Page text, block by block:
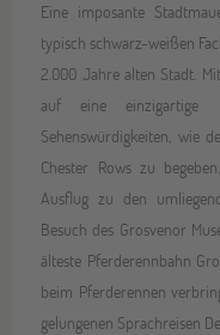
Eine imposante
typisch schwarz-weißen
2.000 Jahre alten Stadt.
auf eine einzigartige
Sehenswürdigkeiten, wie
Chester Rows zu
Ausflug zu den
Besuch des Grosvenor
älteste Pferderennbahn
beim Pferderennen
gelungenen Sprachreisen